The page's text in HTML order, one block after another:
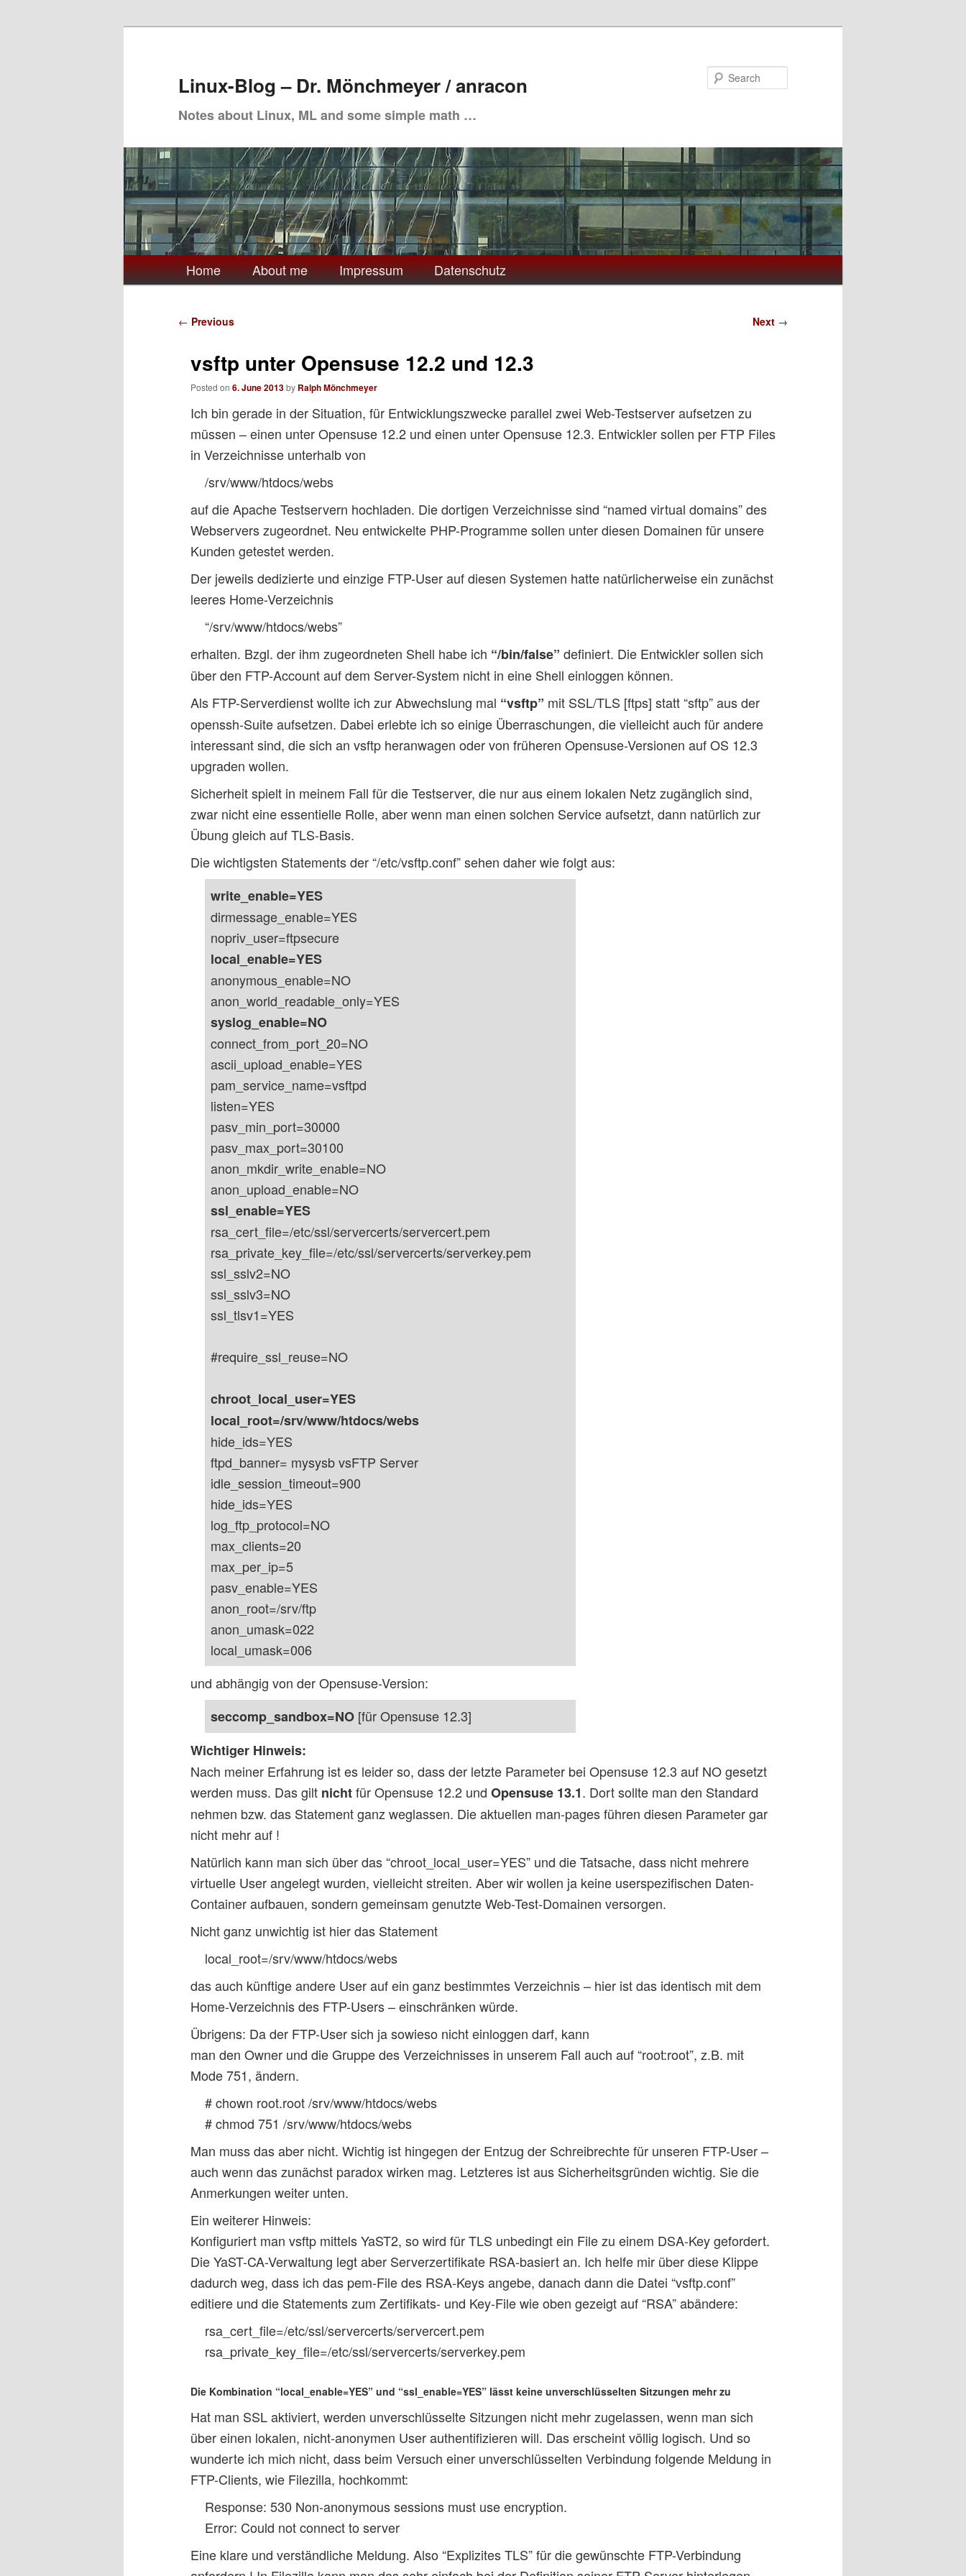
Linux-Blog – Dr. Mönchmeyer / anracon
Notes about Linux, ML and some simple math …
Main
menu
Home About me Impressum Datenschutz
Post
← Previous Next →
vsftp unter Opensuse 12.2 und 12.3
Posted on 6. June 2013by Ralph Mönchmeyer
Ich bin gerade in der Situation, für Entwicklungszwecke parallel zwei Web-Testserver aufsetzen zu
müssen – einen unter Opensuse 12.2 und einen unter Opensuse 12.3. Entwickler sollen per FTP Files
in Verzeichnisse unterhalb von
/srv/www/htdocs/webs
auf die Apache Testservern hochladen. Die dortigen Verzeichnisse sind “named virtual domains” des
Webservers zugeordnet. Neu entwickelte PHP-Programme sollen unter diesen Domainen für unsere
Kunden getestet werden.
Der jeweils dedizierte und einzige FTP-User auf diesen Systemen hatte natürlicherweise ein zunächst
leeres Home-Verzeichnis
“/srv/www/htdocs/webs”
erhalten. Bzgl. der ihm zugeordneten Shell habe ich “/bin/false” definiert. Die Entwickler sollen sich
über den FTP-Account auf dem Server-System nicht in eine Shell einloggen können.
Als FTP-Serverdienst wollte ich zur Abwechslung mal “vsftp” mit SSL/TLS [ftps] statt “sftp” aus der
openssh-Suite aufsetzen. Dabei erlebte ich so einige Überraschungen, die vielleicht auch für andere
interessant sind, die sich an vsftp heranwagen oder von früheren Opensuse-Versionen auf OS 12.3
upgraden wollen.
Sicherheit spielt in meinem Fall für die Testserver, die nur aus einem lokalen Netz zugänglich sind,
zwar nicht eine essentielle Rolle, aber wenn man einen solchen Service aufsetzt, dann natürlich zur
Übung gleich auf TLS-Basis.
Die wichtigsten Statements der “/etc/vsftp.conf” sehen daher wie folgt aus:
write_enable=YES
dirmessage_enable=YES
nopriv_user=ftpsecure
local_enable=YES
anonymous_enable=NO
anon_world_readable_only=YES
syslog_enable=NO
connect_from_port_20=NO
ascii_upload_enable=YES
pam_service_name=vsftpd
listen=YES
pasv_min_port=30000
pasv_max_port=30100
anon_mkdir_write_enable=NO
anon_upload_enable=NO
ssl_enable=YES
rsa_cert_file=/etc/ssl/servercerts/servercert.pem
rsa_private_key_file=/etc/ssl/servercerts/serverkey.pem
ssl_sslv2=NO
ssl_sslv3=NO
ssl_tlsv1=YES
#require_ssl_reuse=NO
chroot_local_user=YES
local_root=/srv/www/htdocs/webs
hide_ids=YES
ftpd_banner= mysysb vsFTP Server
idle_session_timeout=900
hide_ids=YES
log_ftp_protocol=NO
max_clients=20
max_per_ip=5
pasv_enable=YES
anon_root=/srv/ftp
anon_umask=022
local_umask=006
und abhängig von der Opensuse-Version:
seccomp_sandbox=NO[für Opensuse 12.3]
Wichtiger Hinweis:
Nach meiner Erfahrung ist es leider so, dass der letzte Parameter bei Opensuse 12.3 auf NO gesetzt
werden muss. Das gilt nichtfür Opensuse 12.2 und Opensuse 13.1. Dort sollte man den Standard
nehmen bzw. das Statement ganz weglassen. Die aktuellen man-pages führen diesen Parameter gar
nicht mehr auf !
Natürlich kann man sich über das “chroot_local_user=YES” und die Tatsache, dass nicht mehrere
virtuelle User angelegt wurden, vielleicht streiten. Aber wir wollen ja keine userspezifischen Daten-
Container aufbauen, sondern gemeinsam genutzte Web-Test-Domainen versorgen.
Nicht ganz unwichtig ist hier das Statement
local_root=/srv/www/htdocs/webs
das auch künftige andere User auf ein ganz bestimmtes Verzeichnis – hier ist das identisch mit dem
Home-Verzeichnis des FTP-Users – einschränken würde.
Übrigens: Da der FTP-User sich ja sowieso nicht einloggen darf, kann
man den Owner und die Gruppe des Verzeichnisses in unserem Fall auch auf “root:root”, z.B. mit
Mode 751, ändern.
# chown root.root /srv/www/htdocs/webs
# chmod 751 /srv/www/htdocs/webs
Man muss das aber nicht. Wichtig ist hingegen der Entzug der Schreibrechte für unseren FTP-User –
auch wenn das zunächst paradox wirken mag. Letzteres ist aus Sicherheitsgründen wichtig. Sie die
Anmerkungen weiter unten.
Ein weiterer Hinweis:
Konfiguriert man vsftp mittels YaST2, so wird für TLS unbedingt ein File zu einem DSA-Key gefordert.
Die YaST-CA-Verwaltung legt aber Serverzertifikate RSA-basiert an. Ich helfe mir über diese Klippe
dadurch weg, dass ich das pem-File des RSA-Keys angebe, danach dann die Datei “vsftp.conf”
editiere und die Statements zum Zertifikats- und Key-File wie oben gezeigt auf “RSA” abändere:
rsa_cert_file=/etc/ssl/servercerts/servercert.pem
rsa_private_key_file=/etc/ssl/servercerts/serverkey.pem
Die Kombination “local_enable=YES” und “ssl_enable=YES” lässt keine unverschlüsselten Sitzungen mehr zu
Hat man SSL aktiviert, werden unverschlüsselte Sitzungen nicht mehr zugelassen, wenn man sich
über einen lokalen, nicht-anonymen User authentifizieren will. Das erscheint völlig logisch. Und so
wunderte ich mich nicht, dass beim Versuch einer unverschlüsselten Verbindung folgende Meldung in
FTP-Clients, wie Filezilla, hochkommt:
Response: 530 Non-anonymous sessions must use encryption.
Error: Could not connect to server
Eine klare und verständliche Meldung. Also “Explizites TLS” für die gewünschte FTP-Verbindung